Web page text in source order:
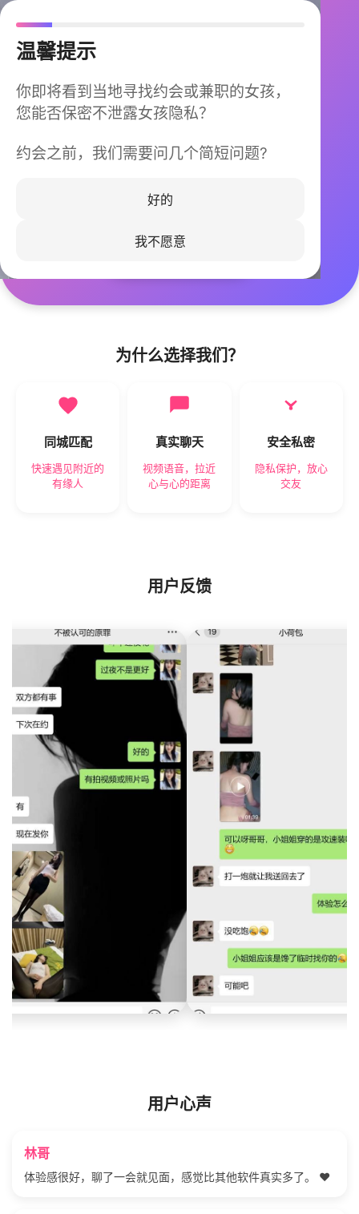
温馨提示
你即将看到当地寻找约会或兼职的女孩，
您能否保密不泄露女孩隐私？
约会之前，我们需要问几个简短问题?
好的
我不愿意
今晚不再孤单
同城快速匹配，马上认识身边的TA
立即下载
为什么选择我们？
同城匹配
快速遇见附近的
有缘人
真实聊天
视频语音，拉近
心与心的距离
安全私密
隐私保护，放心
交友
用户反馈
用户心声
林哥
体验感很好，聊了一会就见面，感觉比其他软件真实多了。 ❤️